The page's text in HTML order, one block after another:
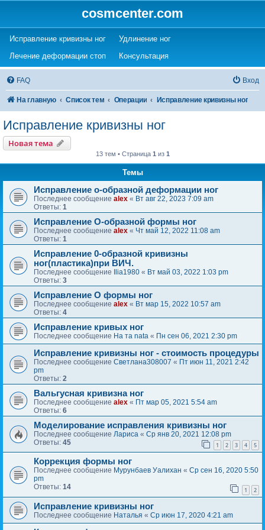
cosmcenter.com
Исправление кривизны ног(Opens a new tab)
Удлинение ног(Opens a new tab)
Лечение деформации стоп(Opens a new tab)
Консультация(Opens a new tab)
FAQ Вход
На главную Список тем Операции Исправление кривизны ног
Исправление кривизны ног
Новая тема
13 тем • Страница 1 из 1
Темы
Исправление о-образной деформации ног
Последнее сообщение alex « Вт авг 22, 2023 7:09 am
Ответы: 1
Исправление О-образной формы ног
Последнее сообщение alex « Чт май 12, 2022 11:08 am
Ответы: 1
Исправление 0-образной кривизны
ног(пластика)при ВИЧ.
Последнее сообщение Ilia1980 « Вт май 03, 2022 1:03 pm
Ответы: 3
Исправление О формы ног
Последнее сообщение alex « Вт мар 15, 2022 10:57 am
Ответы: 4
Исправление кривых ног
Последнее сообщение На та nata « Пн сен 06, 2021 2:30 pm
Исправление кривизны ног - стоимость процедуры
Последнее сообщение Светлана308007 « Пт июн 11, 2021 2:42
pm
Ответы: 2
Вальгусная кривизна ног
Последнее сообщение alex « Пт мар 05, 2021 5:54 am
Ответы: 6
Моделирование исправления кривизны ног
Последнее сообщение Лариса « Ср янв 20, 2021 12:08 pm
Ответы: 45 1 2 3 4 5
Коррекция формы ног
Последнее сообщение Мурунбаев Уалихан « Ср сен 16, 2020 5:50
pm
Ответы: 14 1 2
Исправление кривизны ног
Последнее сообщение Наталья « Ср июн 17, 2020 4:21 am